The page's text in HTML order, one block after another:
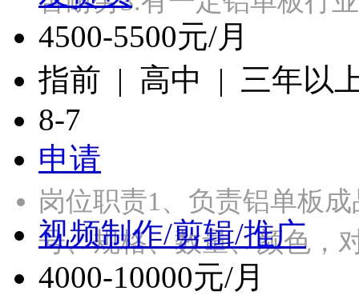
4500-5500元/月
指前 | 高中 | 三年以
8-7
申请
岗位职责1、负责铝单板
号、规格、数量、颜色
视频制作/剪辑/推广
4000-10000元/月